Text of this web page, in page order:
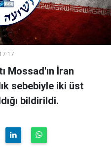
Mossad'ın İran
sebebiyle iki üst
bildirildi.